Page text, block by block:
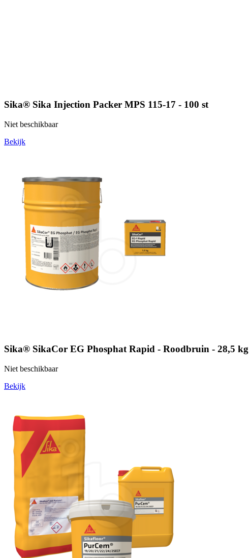
Sika® Sika Injection Packer MPS 115-17 - 100 st
Niet beschikbaar
Bekijk
Sika® SikaCor EG Phosphat Rapid - Roodbruin - 28,5 kg
Niet beschikbaar
Bekijk